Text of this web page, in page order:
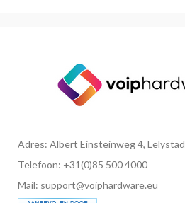
Adres: Albert Einsteinweg 4, Lelystad
Telefoon: +31(0)85 500 4000
Mail: support@voiphardware.eu